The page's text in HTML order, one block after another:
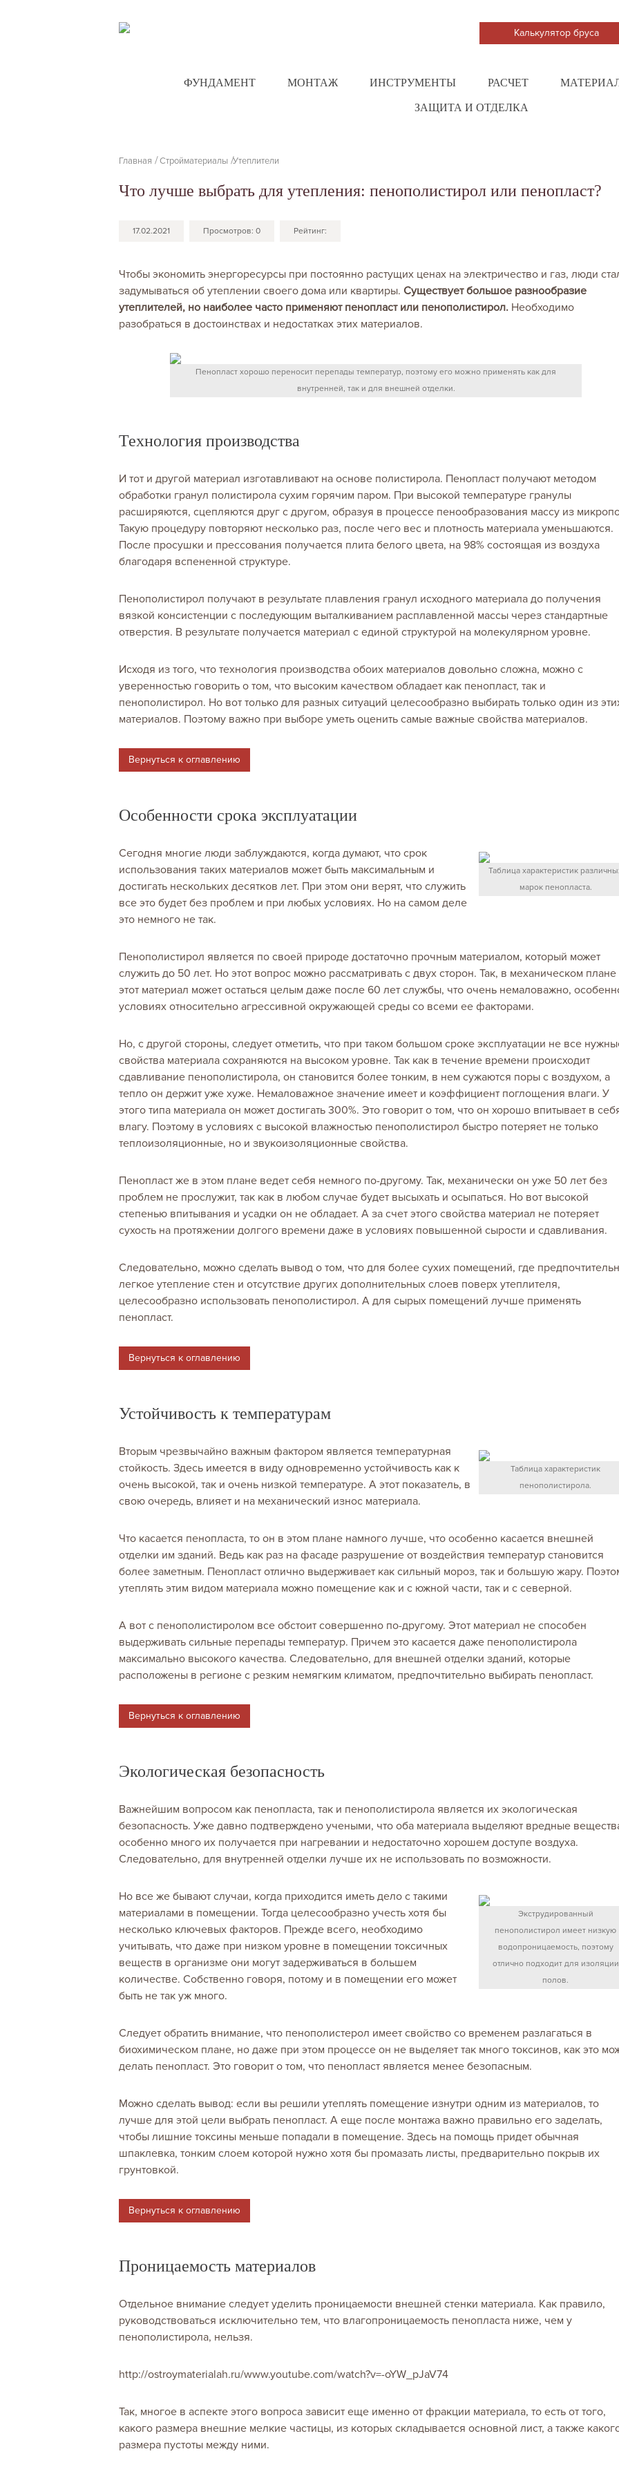
Калькулятор бруса
ФУНДАМЕНТ МОНТАЖ ИНСТРУМЕНТЫ РАСЧЕТ
ЗАЩИТА И ОТДЕЛКА
Главная Стройматериалы Утеплители
Что лучше выбрать для утепления: пенополистирол или пенопласт?
17.02.2021 Просмотров: 0 Рейтинг:
Чтобы экономить энергоресурсы при постоянно растущих ценах на электричество и газ, люди
задумываться об утеплении своего дома или квартиры. Существует большое разнообразие
утеплителей, но наиболее часто применяют пенопласт или пенополистирол. Необходимо
разобраться в достоинствах и недостатках этих материалов.
Пенопласт хорошо переносит перепады температур, поэтому его можно применять как для
внутренней, так и для внешней отделки.
Технология производства
И тот и другой материал изготавливают на основе полистирола. Пенопласт получают методом
обработки гранул полистирола сухим горячим паром. При высокой температуре гранулы
расширяются, сцепляются друг с другом, образуя в процессе пенообразования массу из
Такую процедуру повторяют несколько раз, после чего вес и плотность материала уменьшаются.
После просушки и прессования получается плита белого цвета, на 98% состоящая из воздуха
благодаря вспененной структуре.
Пенополистирол получают в результате плавления гранул исходного материала до получения
вязкой консистенции с последующим выталкиванием расплавленной массы через стандартные
отверстия. В результате получается материал с единой структурой на молекулярном уровне.
Исходя из того, что технология производства обоих материалов довольно сложна, можно с
уверенностью говорить о том, что высоким качеством обладает как пенопласт, так и
пенополистирол. Но вот только для разных ситуаций целесообразно выбирать только один из
материалов. Поэтому важно при выборе уметь оценить самые важные свойства материалов.
Вернуться к оглавлению
Особенности срока эксплуатации
Таблица характеристик
марок пенопласта.
Сегодня многие люди заблуждаются, когда думают, что срок
использования таких материалов может быть максимальным и
достигать нескольких десятков лет. При этом они верят, что служить
все это будет без проблем и при любых условиях. Но на самом деле
это немного не так.
Пенополистирол является по своей природе достаточно прочным материалом, который может
служить до 50 лет. Но этот вопрос можно рассматривать с двух сторон. Так, в механическом плане
этот материал может остаться целым даже после 60 лет службы, что очень немаловажно,
условиях относительно агрессивной окружающей среды со всеми ее факторами.
Но, с другой стороны, следует отметить, что при таком большом сроке эксплуатации не все
свойства материала сохраняются на высоком уровне. Так как в течение времени происходит
сдавливание пенополистирола, он становится более тонким, в нем сужаются поры с воздухом, а
тепло он держит уже хуже. Немаловажное значение имеет и коэффициент поглощения влаги. У
этого типа материала он может достигать 300%. Это говорит о том, что он хорошо впитывает в
влагу. Поэтому в условиях с высокой влажностью пенополистирол быстро потеряет не только
теплоизоляционные, но и звукоизоляционные свойства.
Пенопласт же в этом плане ведет себя немного по-другому. Так, механически он уже 50 лет без
проблем не прослужит, так как в любом случае будет высыхать и осыпаться. Но вот высокой
степенью впитывания и усадки он не обладает. А за счет этого свойства материал не потеряет
сухость на протяжении долгого времени даже в условиях повышенной сырости и сдавливания.
Следовательно, можно сделать вывод о том, что для более сухих помещений, где
легкое утепление стен и отсутствие других дополнительных слоев поверх утеплителя,
целесообразно использовать пенополистирол. А для сырых помещений лучше применять
пенопласт.
Вернуться к оглавлению
Устойчивость к температурам
Таблица характеристик
пенополистирола.
Вторым чрезвычайно важным фактором является температурная
стойкость. Здесь имеется в виду одновременно устойчивость как к
очень высокой, так и очень низкой температуре. А этот показатель, в
свою очередь, влияет и на механический износ материала.
Что касается пенопласта, то он в этом плане намного лучше, что особенно касается внешней
отделки им зданий. Ведь как раз на фасаде разрушение от воздействия температур становится
более заметным. Пенопласт отлично выдерживает как сильный мороз, так и большую жару.
утеплять этим видом материала можно помещение как и с южной части, так и с северной.
А вот с пенополистиролом все обстоит совершенно по-другому. Этот материал не способен
выдерживать сильные перепады температур. Причем это касается даже пенополистирола
максимально высокого качества. Следовательно, для внешней отделки зданий, которые
расположены в регионе с резким немягким климатом, предпочтительно выбирать пенопласт.
Вернуться к оглавлению
Экологическая безопасность
Важнейшим вопросом как пенопласта, так и пенополистирола является их экологическая
безопасность. Уже давно подтверждено учеными, что оба материала выделяют вредные
особенно много их получается при нагревании и недостаточно хорошем доступе воздуха.
Следовательно, для внутренней отделки лучше их не использовать по возможности.
Экструдированный
пенополистирол имеет низкую
водопроницаемость, поэтому
отлично подходит для изоляции
полов.
Но все же бывают случаи, когда приходится иметь дело с такими
материалами в помещении. Тогда целесообразно учесть хотя бы
несколько ключевых факторов. Прежде всего, необходимо
учитывать, что даже при низком уровне в помещении токсичных
веществ в организме они могут задерживаться в большем
количестве. Собственно говоря, потому и в помещении его может
быть не так уж много.
Следует обратить внимание, что пенополистерол имеет свойство со временем разлагаться в
биохимическом плане, но даже при этом процессе он не выделяет так много токсинов, как это
делать пенопласт. Это говорит о том, что пенопласт является менее безопасным.
Можно сделать вывод: если вы решили утеплять помещение изнутри одним из материалов, то
лучше для этой цели выбрать пенопласт. А еще после монтажа важно правильно его заделать,
чтобы лишние токсины меньше попадали в помещение. Здесь на помощь придет обычная
шпаклевка, тонким слоем которой нужно хотя бы промазать листы, предварительно покрыв их
грунтовкой.
Вернуться к оглавлению
Проницаемость материалов
Отдельное внимание следует уделить проницаемости внешней стенки материала. Как правило,
руководствоваться исключительно тем, что влагопроницаемость пенопласта ниже, чем у
пенополистирола, нельзя.
http://ostroymaterialah.ru/www.youtube.com/watch?v=-oYW_pJaV74
Так, многое в аспекте этого вопроса зависит еще именно от фракции материала, то есть от того,
какого размера внешние мелкие частицы, из которых складывается основной лист, а также
размера пустоты между ними.